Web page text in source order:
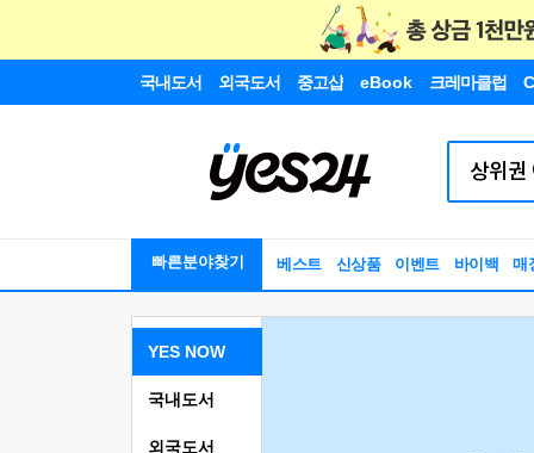
국내도서 외국도서 중고샵 eBook 크레마클럽
빠른분야찾기 베스트 신상품 이벤트 바이백 매
YES NOW
국내도서
외국도서